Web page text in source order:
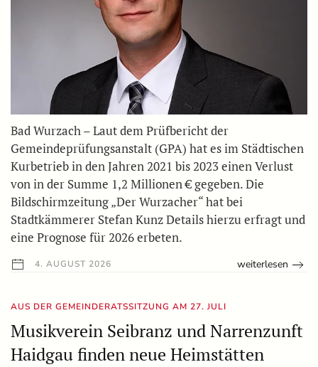
Bad Wurzach – Laut dem Prüfbericht der
Gemeindeprüfungsanstalt (GPA) hat es im Städtischen
Kurbetrieb in den Jahren 2021 bis 2023 einen Verlust
von in der Summe 1,2 Millionen € gegeben. Die
Bildschirmzeitung „Der Wurzacher“ hat bei
Stadtkämmerer Stefan Kunz Details hierzu erfragt und
eine Prognose für 2026 erbeten.
4. AUGUST 2026 weiterlesen
AUS DER GEMEINDERATSSITZUNG AM 27. JULI
Musikverein Seibranz und Narrenzunft
Haidgau finden neue Heimstätten